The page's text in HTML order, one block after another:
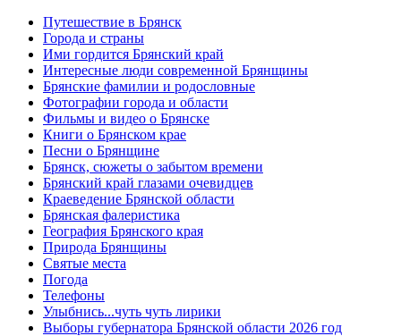
Путешествие в Брянск
Города и страны
Ими гордится Брянский край
Интересные люди современной Брянщины
Брянские фамилии и родословные
Фотографии города и области
Фильмы и видео о Брянске
Книги о Брянском крае
Песни о Брянщине
Брянск, сюжеты о забытом времени
Брянский край глазами очевидцев
Краеведение Брянской области
Брянская фалеристика
География Брянского края
Природа Брянщины
Святые места
Погода
Телефоны
Улыбнись...чуть чуть лирики
Выборы губернатора Брянской области 2026 год